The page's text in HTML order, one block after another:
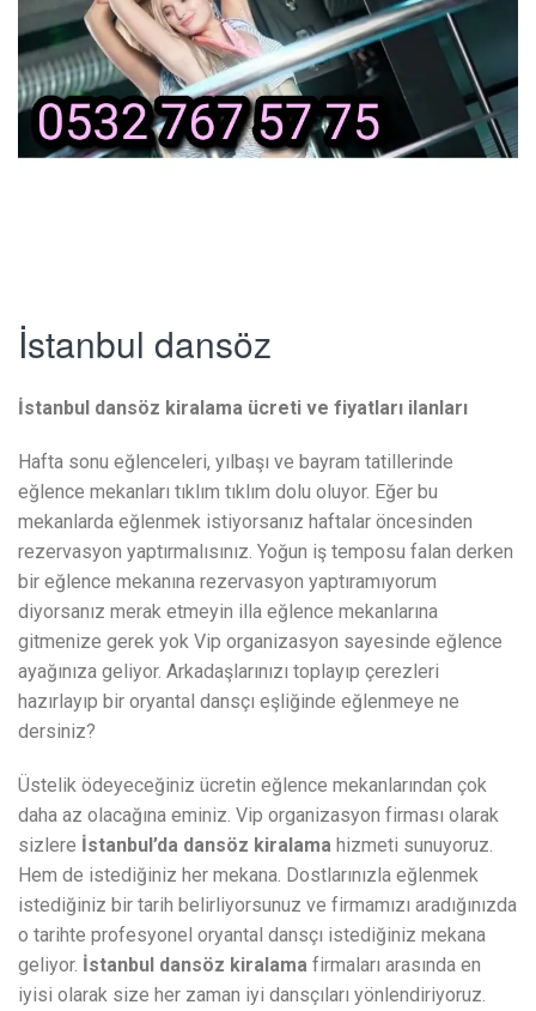
İstanbul dansöz
İstanbul dansöz kiralama ücreti ve fiyatları ilanları
Hafta sonu eğlenceleri, yılbaşı ve bayram tatillerinde
eğlence mekanları tıklım tıklım dolu oluyor. Eğer bu
mekanlarda eğlenmek istiyorsanız haftalar öncesinden
rezervasyon yaptırmalısınız. Yoğun iş temposu falan derken
bir eğlence mekanına rezervasyon yaptıramıyorum
diyorsanız merak etmeyin illa eğlence mekanlarına
gitmenize gerek yok Vip organizasyon sayesinde eğlence
ayağınıza geliyor. Arkadaşlarınızı toplayıp çerezleri
hazırlayıp bir oryantal dansçı eşliğinde eğlenmeye ne
dersiniz?
Üstelik ödeyeceğiniz ücretin eğlence mekanlarından çok
daha az olacağına eminiz. Vip organizasyon firması olarak
sizlere İstanbul’da dansöz kiralama hizmeti sunuyoruz.
Hem de istediğiniz her mekana. Dostlarınızla eğlenmek
istediğiniz bir tarih belirliyorsunuz ve firmamızı aradığınızda
o tarihte profesyonel oryantal dansçı istediğiniz mekana
geliyor. İstanbul dansöz kiralama firmaları arasında en
iyisi olarak size her zaman iyi dansçıları yönlendiriyoruz.